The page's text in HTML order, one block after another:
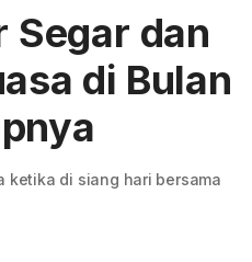
Segar dan
di Bulan
ketika di siang hari bersama